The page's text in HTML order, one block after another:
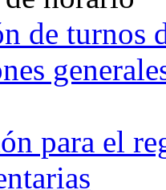
de turnos
para el